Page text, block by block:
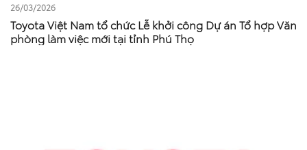
26/03/2026
Toyota Việt Nam tổ chức Lễ khởi công Dự án Tổ hợp Văn
phòng làm việc mới tại tỉnh Phú Thọ